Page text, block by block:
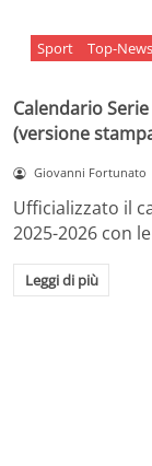
Sport Top-News
Calendario
(versione
Giovanni Fortunato
Ufficializzato il
2025-2026 con
Leggi di più